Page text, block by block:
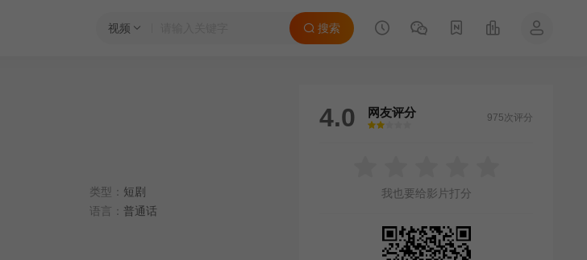
视频 搜索
类型： 短剧
语言： 普通话
4.0 网友评分
很差
较差还行推荐力荐
975次评分
我也要给影片打分